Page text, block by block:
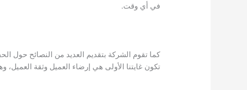
في أي وقت.
كما تقوم الشركة بتقديم العديد من النصائح حول
تكون غايتنا الأولى هي إرضاء العميل وثقة العميل،